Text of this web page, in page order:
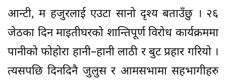
आन्टी, म हजुरलाई एउटा सानो दृश्य बताउँछु । २६
जेठका दिन माइतीघरको शान्तिपूर्ण विरोध कार्यक्रममा
पानीको फोहोरा हानी–हानी लाठी र बुट प्रहार गरियाे ।
त्यसपछि दिनदिनै जुलुस र आमसभामा सहभागीहरु